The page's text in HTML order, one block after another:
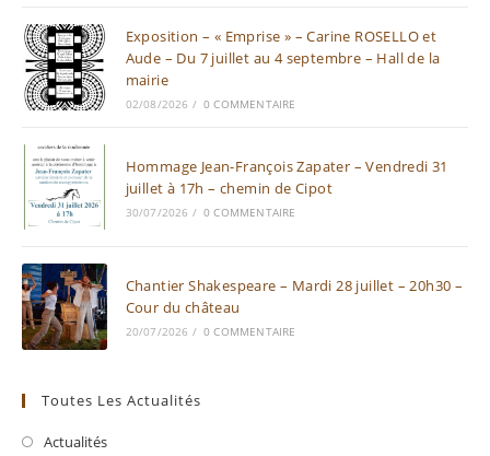
Exposition – « Emprise » – Carine ROSELLO et
Aude – Du 7 juillet au 4 septembre – Hall de la
mairie
02/08/2026 / 0 COMMENTAIRE
Hommage Jean-François Zapater – Vendredi 31
juillet à 17h – chemin de Cipot
30/07/2026 / 0 COMMENTAIRE
Chantier Shakespeare – Mardi 28 juillet – 20h30 –
Cour du château
20/07/2026 / 0 COMMENTAIRE
Toutes Les Actualités
Actualités